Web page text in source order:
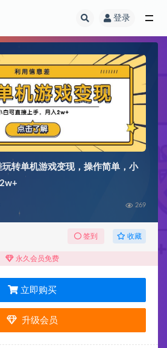
登录
转单机游戏变现，操作简单，小
269
签到 收藏
永久会员免费
立即购买
升级会员